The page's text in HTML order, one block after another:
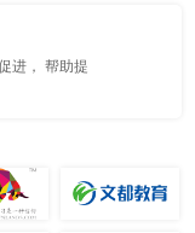
进， 帮助提